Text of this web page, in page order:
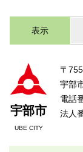
表示
宇部市
UBE CITY
〒
宇部
電話
法人